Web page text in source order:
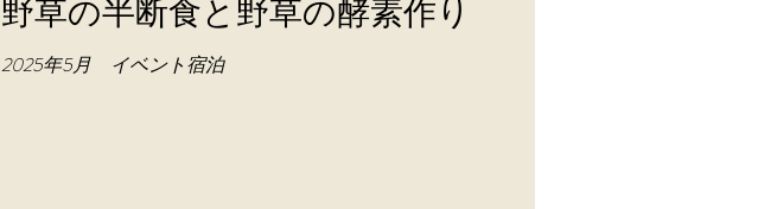
野草の半断食と野草の酵素作り
2025年5月 イベント宿泊